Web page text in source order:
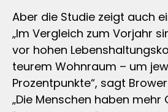
Aber die Studie zeigt auch
„Im Vergleich zum Vorjahr
vor hohen
teurem Wohnraum – um
Prozentpunkte“, sagt
„Die Menschen haben mehr